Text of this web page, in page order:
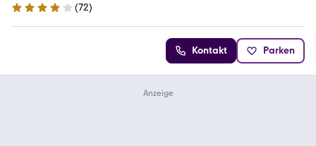
4.1 Sterne
(72)
Kontakt Parken